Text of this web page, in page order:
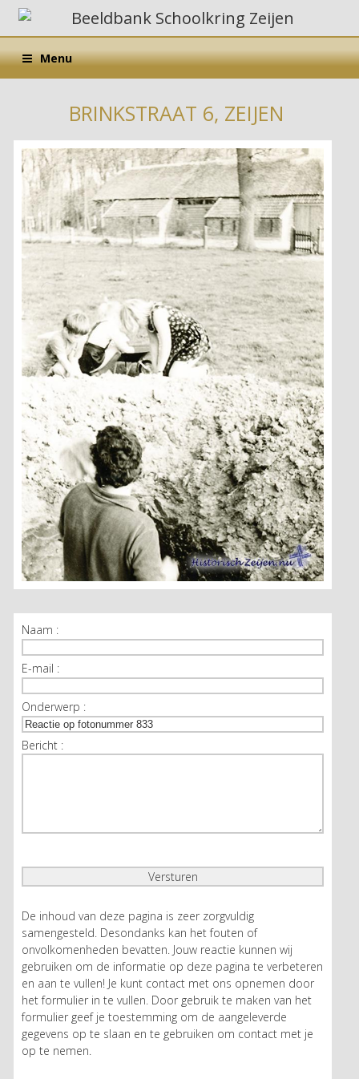
Menu
BRINKSTRAAT 6, ZEIJEN
Naam :
E-mail :
Onderwerp :
Bericht :
De inhoud van deze pagina is zeer zorgvuldig
samengesteld. Desondanks kan het fouten of
onvolkomenheden bevatten. Jouw reactie kunnen wij
gebruiken om de informatie op deze pagina te verbeteren
en aan te vullen! Je kunt contact met ons opnemen door
het formulier in te vullen. Door gebruik te maken van het
formulier geef je toestemming om de aangeleverde
gegevens op te slaan en te gebruiken om contact met je
op te nemen.